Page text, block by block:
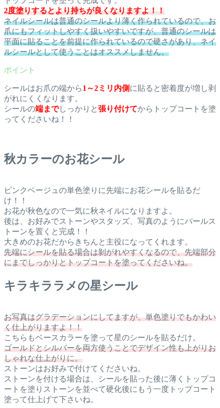
2度塗りするとより持ちが良くなりますよ！！
ネイルシールは普通のシールより薄く作られているので、お
爪にもフィットしやすく扱いやすいですが、普通のシールは
平面に貼ることを前提に作られているので硬さがあり、ネイ
ルシールとして使うことはオススメしません。
シールはお爪の端から1～2ミリ内側 に貼ると密着度が増し剥
がれにくくなります。
シールの端までしっかりと張り付けてからトップコートを塗
ってくださいね！！
秋カラーのお花シール
ピンクベージュの単色塗りに先端にお花シールを貼るだ
け！！
お花が秋色なので一気に秋ネイルになりますよ。
後は、お好みでストーンやスタッズ、写真のようにパールス
トーンを置くと完成！！
大きめのお花だからきちんと主役になってくれます。
先端にシールを貼る場合は剝がれやすくなるので、先端部分
にまでしっかりとトップコートを塗ってくださいね。
キラキララメの星シール
お写真はグラデーションにしてますが、単色塗りでもかわい
く仕上がりますよ！！
こちらもベースカラーを塗って星のシールを貼るだけ。
ゴールドとシルバーを両方使うことでデザイン性も上がりお
しゃれな仕上がりに。
ストーンはお好みで付けてくださいね。
ストーンを付ける場合は、シールを貼った後に薄くトップコ
ートを塗りストーンを並べて硬化後にもう一度トップコート
塗って仕上げて下さいね。